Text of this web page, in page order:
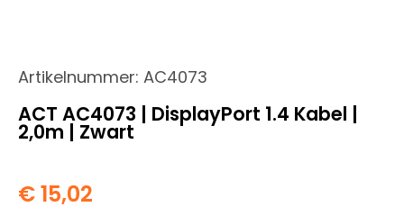
Artikelnummer: AC4073
ACT AC4073 | DisplayPort 1.4 Kabel |
2,0m | Zwart
€15,02